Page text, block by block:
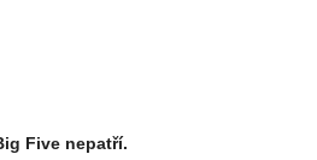
Five nepatří.